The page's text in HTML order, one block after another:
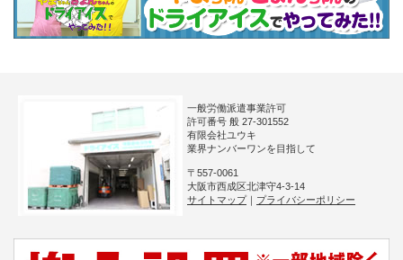
一般労働派遣事業許可
許可番号 般 27-301552
有限会社ユウキ
業界ナンバーワンを目指して
〒557-0061
大阪市西成区北津守4-3-14
サイトマップ｜ プライバシーポリシー